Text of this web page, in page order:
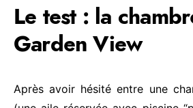
Le test : la
Garden View
Après avoir hésité entre une